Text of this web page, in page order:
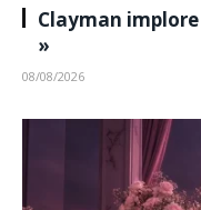
Clayman
»
08/08/2026